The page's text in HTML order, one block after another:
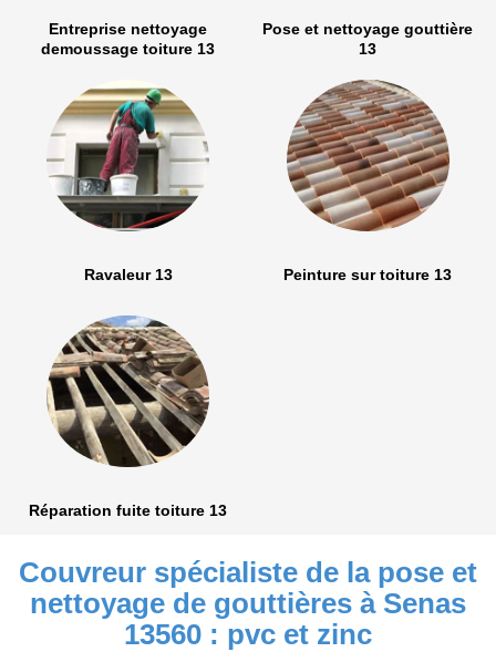
Entreprise nettoyage
demoussage toiture 13
Pose et nettoyage gouttière
13
Ravaleur 13 Peinture sur toiture 13
Réparation fuite toiture 13
Couvreur spécialiste de la pose et
nettoyage de gouttières à Senas
13560 : pvc et zinc